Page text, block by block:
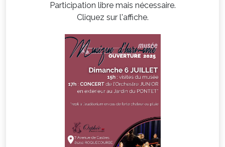
Participation libre mais nécessaire.
Cliquez sur l'affiche.